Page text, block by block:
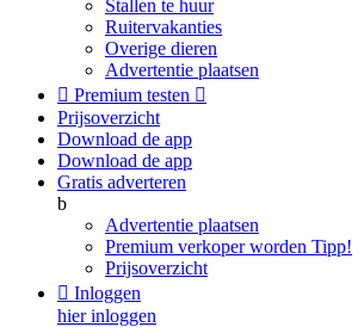
Stallen te huur
Ruitervakanties
Overige dieren
Advertentie plaatsen
 Premium testen 
Prijsoverzicht
Download de app
Download de app
Gratis adverteren
b
Advertentie plaatsen
Premium verkoper worden Tipp!
Prijsoverzicht
 Inloggen
hier inloggen